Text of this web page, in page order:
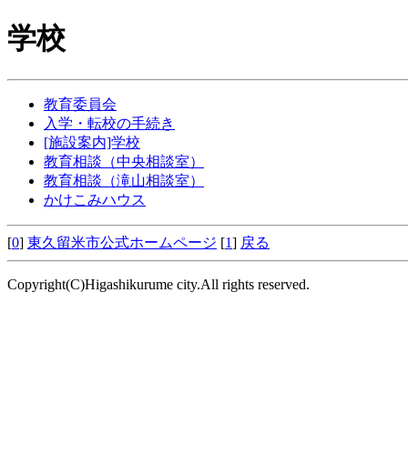
学校
教育委員会
入学・転校の手続き
[施設案内]学校
教育相談（中央相談室）
教育相談（滝山相談室）
かけこみハウス
[0] 東久留米市公式ホームページ [1] 戻る
Copyright(C)Higashikurume city.All rights reserved.